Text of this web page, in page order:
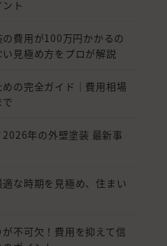
ト
の費用が100万円かかるの
見極め方をプロが解説
の完全ガイド｜費用相場
年の外壁塗装 最新事
な時期を見極め、住まい
不可欠！費用を抑えて信